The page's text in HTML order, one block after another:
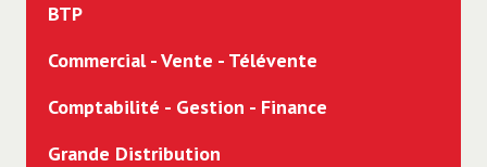
BTP
Commercial - Vente - Télévente
Comptabilité - Gestion - Finance
Grande Distribution